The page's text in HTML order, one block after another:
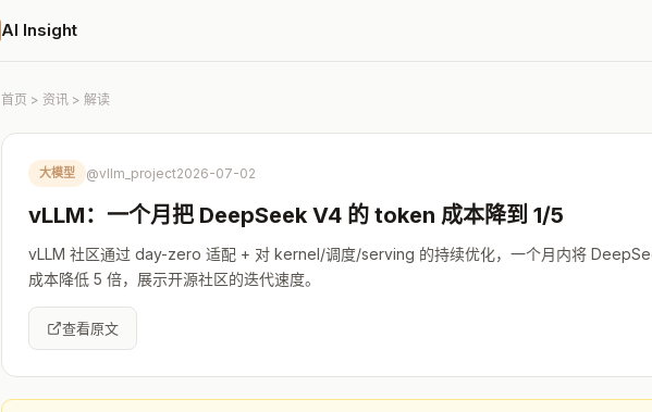
AI Insight
首页 > 资讯 > 解读
大模型 @vllm_project2026-07-02
vLLM：一个月把 DeepSeek V4 的 token 成本降到 1/5
vLLM 社区通过 day-zero 适配 + 对 kernel/调度/serving 的持续优化，一个月内将
成本降低 5 倍，展示开源社区的迭代速度。
查看原文